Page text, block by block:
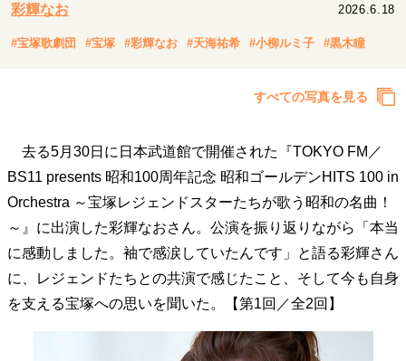
マインドセット
重圧との向き合い方 一流のルーティン
20代の現在地
忘れられない言葉
10代・20代の土台
ライフスタイル・生き方
40代からの景色 50代のリアル
美しさの哲学
移住という選択
彩輝なお 2026.6.18
#宝塚歌劇団 #宝塚 #彩輝なお #天海祐希 #小柳ルミ子 #黒木瞳
すべての写真を見る
去る5月30日に日本武道館で開催された『TOKYO FM／
BS11 presents 昭和100周年記念 昭和ゴールデンHITS 100 in
Orchestra ～宝塚レジェンドスターたちが歌う昭和の名曲！
～』に出演した彩輝なおさん。公演を振り返りながら「本当
に感動しました。袖で感涙していたんです」と語る彩輝さん
に、レジェンドたちとの共演で感じたこと、そして今も自身
を支える宝塚への思いを聞いた。【第1回／全2回】